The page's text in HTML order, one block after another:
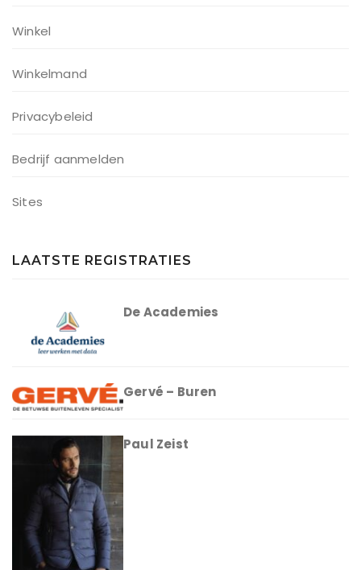
Winkel
Winkelmand
Privacybeleid
Bedrijf aanmelden
Sites
LAATSTE REGISTRATIES
De Academies
Gervé – Buren
Paul Zeist